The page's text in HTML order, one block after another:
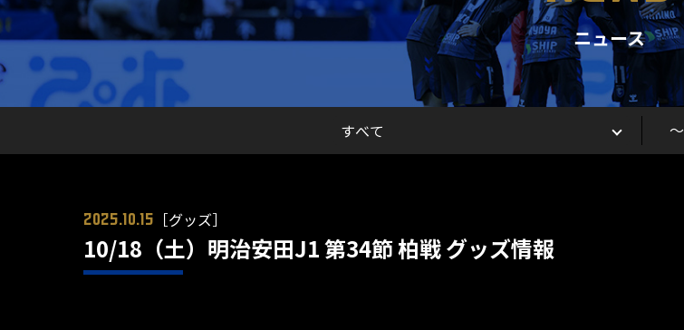
ニュース
～
2025.10.15 ［グッズ］
10/18（土）明治安田J1 第34節 柏戦 グッズ情報